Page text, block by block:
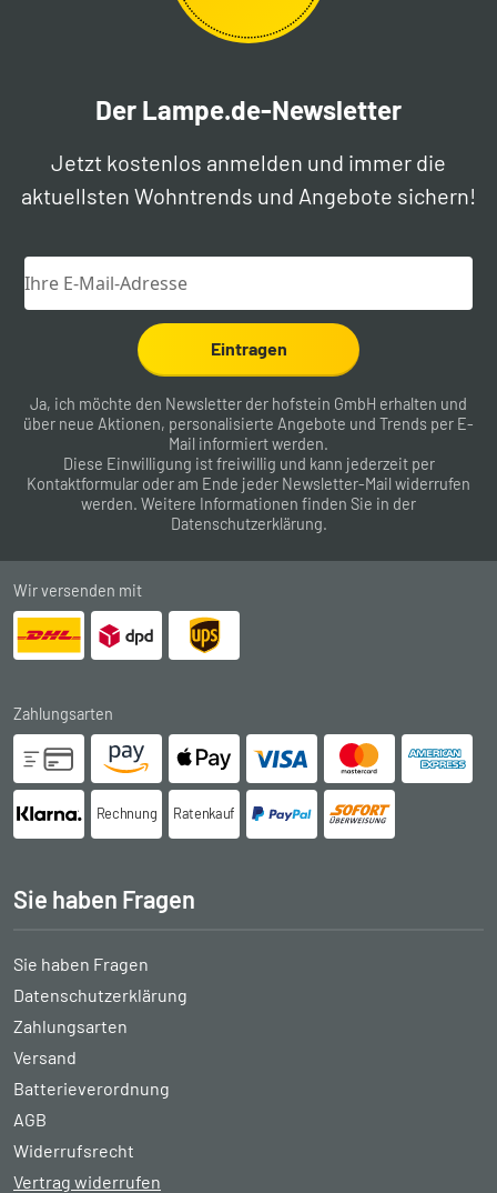
Der Lampe.de-Newsletter
Jetzt kostenlos anmelden und immer die
aktuellsten Wohntrends und Angebote sichern!
Eintragen
Ja, ich möchte den Newsletter der hofstein GmbH erhalten und
über neue Aktionen, personalisierte Angebote und Trends per E-
Mail informiert werden.
Diese Einwilligung ist freiwillig und kann jederzeit per
Kontaktformular oder am Ende jeder Newsletter-Mail widerrufen
werden. Weitere Informationen finden Sie in der
Datenschutzerklärung.
Wir versenden mit
Zahlungsarten
Rechnung Ratenkauf
Sie haben Fragen
Sie haben Fragen
Datenschutzerklärung
Zahlungsarten
Versand
Batterieverordnung
AGB
Widerrufsrecht
Vertrag widerrufen